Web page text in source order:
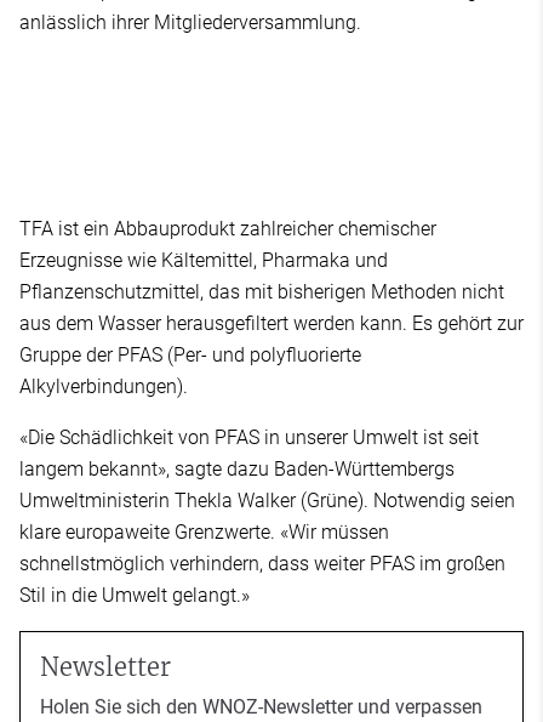
anlässlich ihrer Mitgliederversammlung.
TFA ist ein Abbauprodukt zahlreicher chemischer
Erzeugnisse wie Kältemittel, Pharmaka und
Pflanzenschutzmittel, das mit bisherigen Methoden nicht
aus dem Wasser herausgefiltert werden kann. Es gehört zur
Gruppe der PFAS (Per- und polyfluorierte
Alkylverbindungen).
«Die Schädlichkeit von PFAS in unserer Umwelt ist seit
langem bekannt», sagte dazu Baden-Württembergs
Umweltministerin Thekla Walker (Grüne). Notwendig seien
klare europaweite Grenzwerte. «Wir müssen
schnellstmöglich verhindern, dass weiter PFAS im großen
Stil in die Umwelt gelangt.»
Newsletter
Holen Sie sich den WNOZ-Newsletter und verpassen